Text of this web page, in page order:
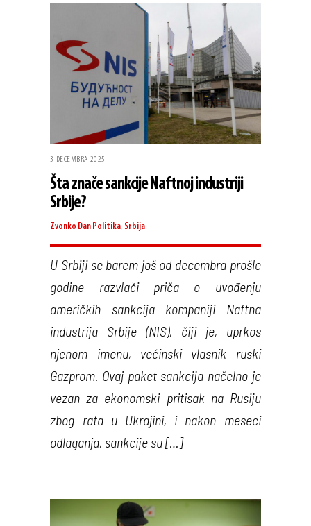
3 DECEMBRA 2025
Šta znače sankcije Naftnoj industriji
Srbije?
Zvonko Dan Politika Srbija
U Srbiji se barem još od decembra prošle
godine razvlači priča o uvođenju
američkih sankcija kompaniji Naftna
industrija Srbije (NIS), čiji je, uprkos
njenom imenu, većinski vlasnik ruski
Gazprom. Ovaj paket sankcija načelno je
vezan za ekonomski pritisak na Rusiju
zbog rata u Ukrajini, i nakon meseci
odlaganja, sankcije su […]